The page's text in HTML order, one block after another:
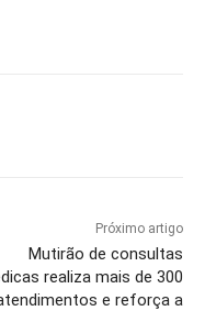
Próximo artigo
Mutirão de consultas
realiza mais de 300
e reforça a